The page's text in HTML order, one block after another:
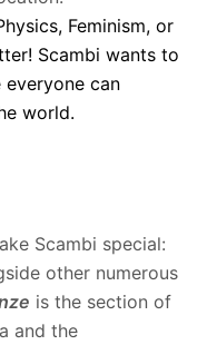
Feminism, or
Scambi wants to
can
world.
Scambi special:
other numerous
is the section of
and the